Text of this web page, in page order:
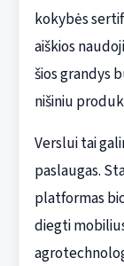
kokybės
aiškios
šios grandys
nišiniu
Verslui tai
paslaugas.
platformas
diegti